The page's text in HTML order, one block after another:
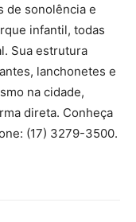
de sonolência e
infantil, todas
Sua estrutura
lanchonetes e
na cidade,
direta. Conheça
(17) 3279-3500.